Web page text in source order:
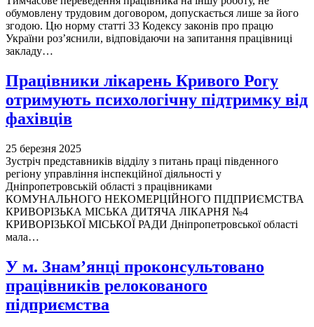
обумовлену трудовим договором, допускається лише за його
згодою. Цю норму статті 33 Кодексу законів про працю
України роз’яснили, відповідаючи на запитання працівниці
закладу…
Працівники лікарень Кривого Рогу
отримують психологічну підтримку від
фахівців
25 березня 2025
Зустріч представників відділу з питань праці південного
регіону управління інспекційної діяльності у
Дніпропетровській області з працівниками
КОМУНАЛЬНОГО НЕКОМЕРЦІЙНОГО ПІДПРИЄМСТВА
КРИВОРІЗЬКА МІСЬКА ДИТЯЧА ЛІКАРНЯ №4
КРИВОРІЗЬКОЇ МІСЬКОЇ РАДИ Дніпропетровської області
мала…
У м. Знам’янці проконсультовано
працівників релокованого
підприємства